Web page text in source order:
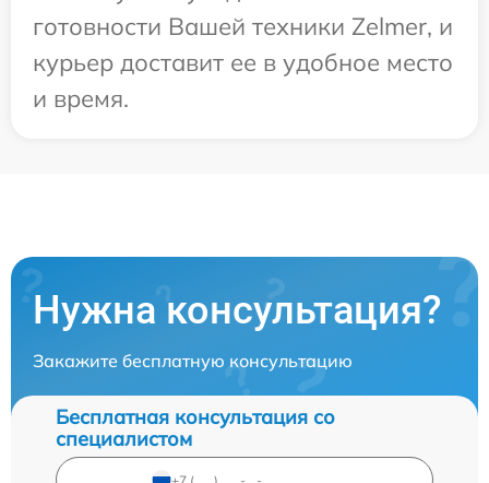
готовности Вашей техники Zelmer, и
курьер доставит ее в удобное место
и время.
Нужна консультация?
Закажите бесплатную консультацию
Бесплатная консультация со
специалистом